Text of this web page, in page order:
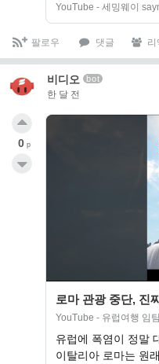
YouTube - 세밍웨이
팔로우 댓글 리
비디오 bot
한 달 전
로마 관광 중단, 진
YouTube - 유럽여행 임
유럽에 폭염이 정말
이탈리아 로마는 원
0 p